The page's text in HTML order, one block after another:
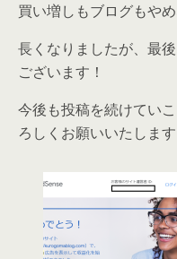
買い増しもブログもや
長くなりましたが、最
ございます！
今後も投稿を続けてい
ろしくお願いいたします